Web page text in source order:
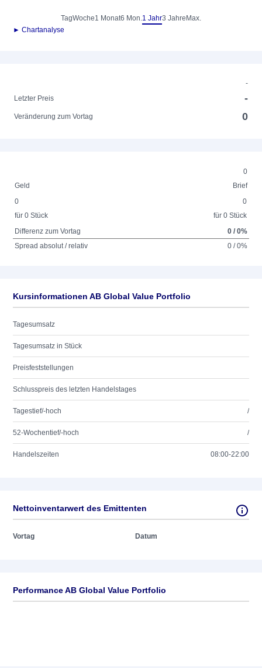
TagWoche1 Monat6 Mon.1 Jahr3 Jahre Max.
► Chartanalyse
-
Letzter Preis
-
Veränderung zum Vortag 0
0
Geld
Brief
0
für 0 Stück
0
für 0 Stück
Differenz zum Vortag
0 / 0%
Spread absolut / relativ
0 / 0%
Kursinformationen AB Global Value Portfolio
Tagesumsatz
Tagesumsatz in Stück
Preisfeststellungen
Schlusspreis des letzten Handelstages
Tagestief/-hoch /
52-Wochentief/-hoch /
Handelszeiten 08:00-22:00
Nettoinventarwert des Emittenten
Vortag Datum
Performance AB Global Value Portfolio